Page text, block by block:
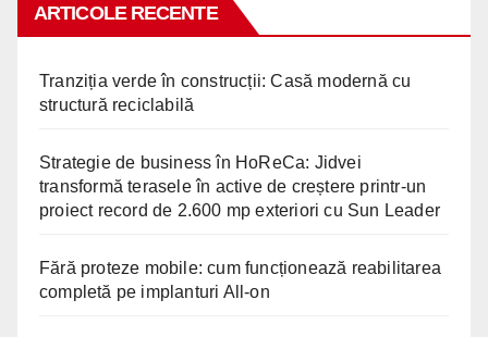
ARTICOLE RECENTE
Tranziția verde în construcții: Casă modernă cu
structură reciclabilă
Strategie de business în HoReCa: Jidvei
transformă terasele în active de creștere printr-un
proiect record de 2.600 mp exteriori cu Sun Leader
Fără proteze mobile: cum funcționează reabilitarea
completă pe implanturi All-on